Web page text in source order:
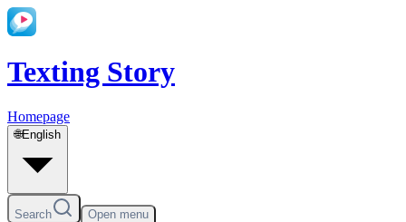
Texting Story
Homepage
🌐English
Search Open menu